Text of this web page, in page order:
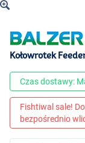
Kołowrotek
Czas dostawy:
Fishtiwal sale!
bezpośrednio